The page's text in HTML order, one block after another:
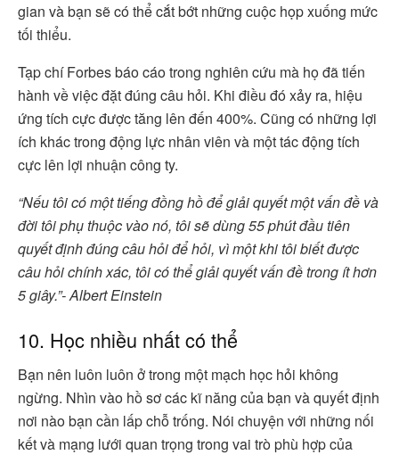
gian và bạn sẽ có thể cắt bớt những cuộc họp xuống mức
tối thiểu.
Tạp chí Forbes báo cáo trong nghiên cứu mà họ đã tiến
hành về việc đặt đúng câu hỏi. Khi điều đó xảy ra, hiệu
ứng tích cực được tăng lên đến 400%. Cũng có những lợi
ích khác trong động lực nhân viên và một tác động tích
cực lên lợi nhuận công ty.
“Nếu tôi có một tiếng đồng hồ để giải quyết một vấn đề và
đời tôi phụ thuộc vào nó, tôi sẽ dùng 55 phút đầu tiên
quyết định đúng câu hỏi để hỏi, vì một khi tôi biết được
câu hỏi chính xác, tôi có thể giải quyết vấn đề trong ít hơn
5 giây.”- Albert Einstein
10. Học nhiều nhất có thể
Bạn nên luôn luôn ở trong một mạch học hỏi không
ngừng. Nhìn vào hồ sơ các kĩ năng của bạn và quyết định
nơi nào bạn cần lấp chỗ trống. Nói chuyện với những nối
kết và mạng lưới quan trọng trong vai trò phù hợp của